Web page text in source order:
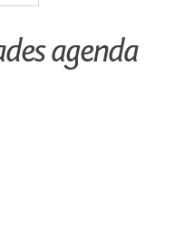
agenda